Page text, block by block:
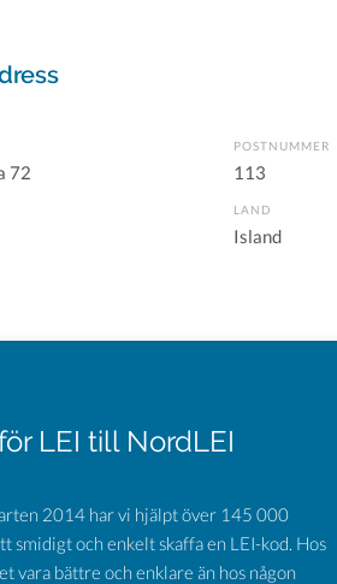
72
POSTNUMMER
113
LAND
Island
LEI till NordLEI
2014 har vi hjälpt över 145 000
smidigt och enkelt skaffa en LEI-kod. Hos
vara bättre och enklare än hos någon